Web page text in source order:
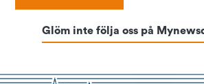
Glöm inte följa oss på